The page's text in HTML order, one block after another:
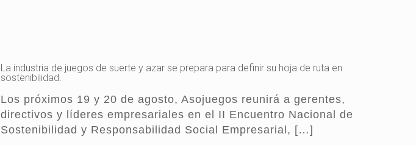
La industria de juegos de suerte y azar se prepara para definir su hoja de ruta en
sostenibilidad.
Los próximos 19 y 20 de agosto, Asojuegos reunirá a gerentes,
directivos y líderes empresariales en el II Encuentro Nacional de
Sostenibilidad y Responsabilidad Social Empresarial, […]